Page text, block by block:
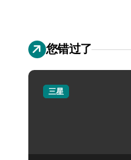
您错过了
三星